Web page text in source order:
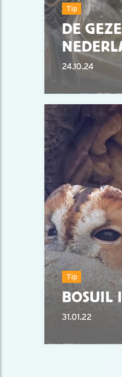
Tip
DE
24.10.24
Tip
BOSUIL
31.01.22